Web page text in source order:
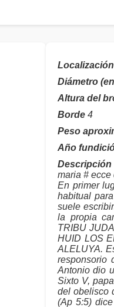
Localización
Diámetro
Altura del
Borde 4
Peso
Año
Descripción
maria # ecce
En primer
habitual
suele
la propia
TRIBU
HUID LOS
ALELUYA.
responsorio
Antonio dio
Sixto V,
del obelisco
(Ap 5:5)